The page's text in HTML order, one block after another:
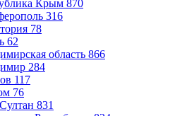
Крым 870
316
78
62
область 866
284
117
76
831